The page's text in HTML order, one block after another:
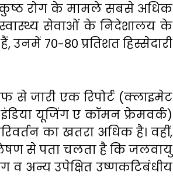
में कुष्ठ रोग के मामले सबसे अधिक
स्वास्थ्य सेवाओं के निदेशालय के
70-80 प्रतिशत हिस्सेदारी
से जारी एक रिपोर्ट (क्लाइमेट
यूजिंग ए कॉमन फ्रेमवर्क)
का खतरा अधिक है। वहीं,
से पता चलता है कि जलवायु
व अन्य उपेक्षित उष्णकटिबंधीय